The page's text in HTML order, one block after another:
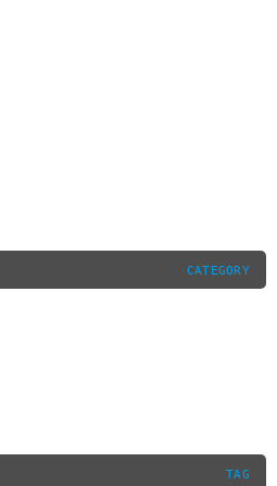
CATEGORY
TAG